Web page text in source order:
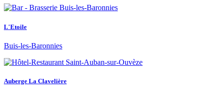
L'Etoile
Buis-les-Baronnies
Auberge La Clavelière